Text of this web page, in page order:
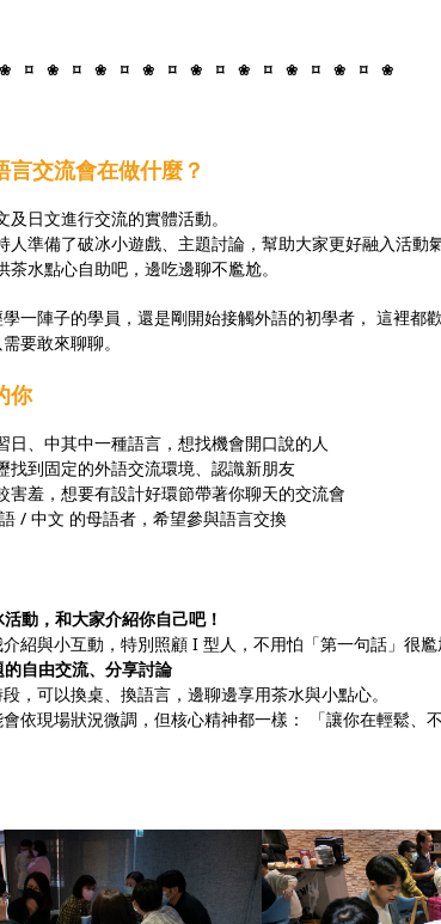
⌑ ❀ ⌑ ❀ ⌑ ❀ ⌑ ❀ ⌑ ❀ ⌑ ❀ ⌑ ❀ ⌑ ❀
言交流會在做什麼？
及日文進行交流的實體活動。
人準備了破冰小遊戲、主題討論，幫助大家更好融入活動氣
茶水點心自助吧，邊吃邊聊不尷尬。
一陣子的學員，還是剛開始接觸外語的初學者， 這裡都
要敢來聊聊。
你
日、中其中一種語言，想找機會開口說的人
找到固定的外語交流環境、認識新朋友
害羞，想要有設計好環節帶著你聊天的交流會
/ 中文 的母語者，希望參與語言交換
動，和大家介紹你自己吧！
紹與小互動，特別照顧 I 型人，不用怕「第一句話」很尷
自由交流、分享討論
，可以換桌、換語言，邊聊邊享用茶水與小點心。
依現場狀況微調，但核心精神都一樣： 「讓你在輕鬆、